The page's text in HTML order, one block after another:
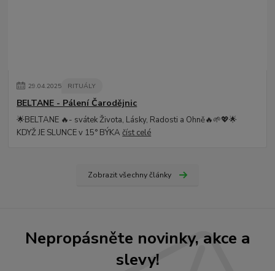
29.04.2025 RITUÁLY
BELTANE - Pálení Čarodějnic
🌟BELTANE 🔥- svátek Života, Lásky, Radosti a Ohně🔥🌱💖🌟
KDYŽ JE SLUNCE v 15° BÝKAčíst celé
Zobrazit všechny články
Nepropásněte novinky, akce a
slevy!